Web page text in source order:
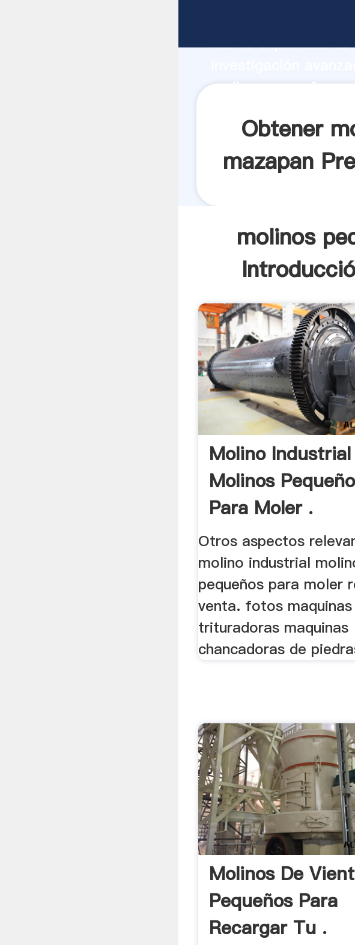
fuerte capacidad
molinos pequeños
Obtener
mazapan
molinos
Molino Industrial
Molinos
Para Moler .
Otros aspectos
molino industrial
pequeños para moler
venta. fotos maquinas
trituradoras maquinas
chancadoras de
Molinos De
Pequeños Para
Recargar Tu .